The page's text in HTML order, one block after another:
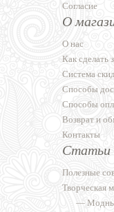
Согласие
О
О нас
Как сделать
Система
Способы
Способы
Возврат и
Контакты
Статьи
Полезные
Творческая
—